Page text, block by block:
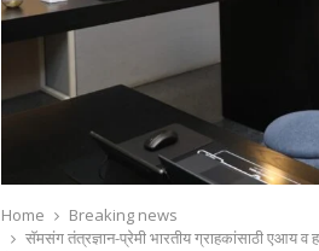
Home
Breaking news
सॅमसंग तंत्रज्ञान-प्रेमी भारतीय ग्राहकांसाठी एआय व